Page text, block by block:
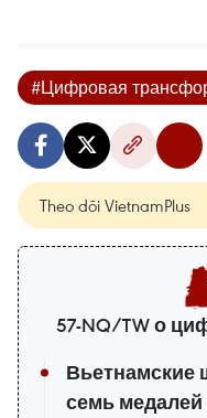
#Цифровая
Theo dõi VietnamPlus
57-NQ/TW о
Вьетнамские
семь